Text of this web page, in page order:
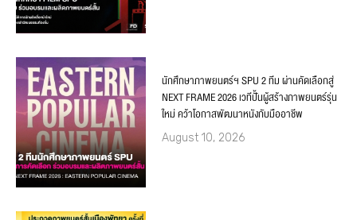
นักศึกษาภาพยนตร์ฯ SPU 2 ทีม ผ่านคัดเลือกสู่
NEXT FRAME 2026 เวทีปั้นผู้สร้างภาพยนตร์รุ่น
ใหม่ คว้าโอกาสพัฒนาหนังกับมืออาชีพ
August 10, 2026